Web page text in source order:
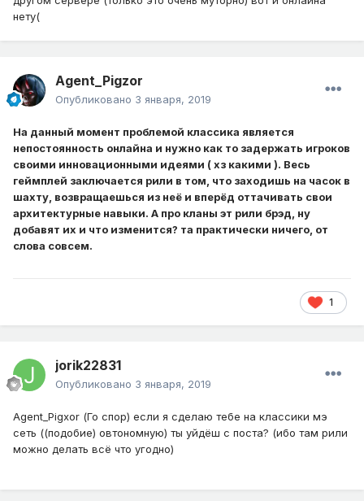
нету(
Agent_Pigzor
Опубликовано 3 января, 2019
На данный момент проблемой классика является
непостоянность онлайна и нужно как то задержать игроков
своими инновационными идеями ( хз какими ). Весь
геймплей заключается рили в том, что заходишь на часок в
шахту, возвращаешься из неё и вперёд оттачивать свои
архитектурные навыки. А про кланы эт рили брэд, ну
добавят их и что изменится? та практически ничего, от
слова совсем.
1
jorik22831
Опубликовано 3 января, 2019
Agent_Pigxor (Го спор) если я сделаю тебе на классики мэ
сеть ((подобие) овтономную) ты уйдёш с поста? (ибо там рили
можно делать всё что угодно)